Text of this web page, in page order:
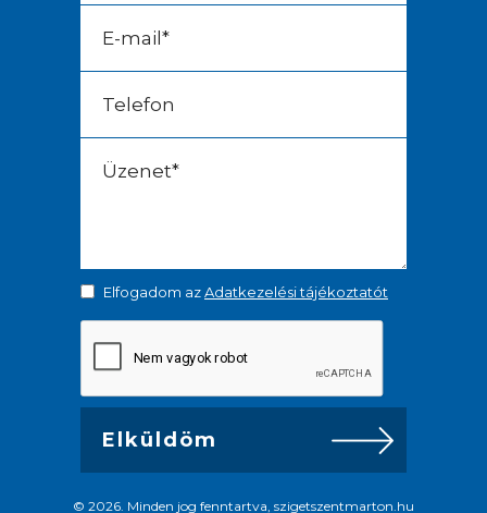
Elfogadom azAdatkezelési tájékoztatót
© 2026. Minden jog fenntartva, szigetszentmarton.hu